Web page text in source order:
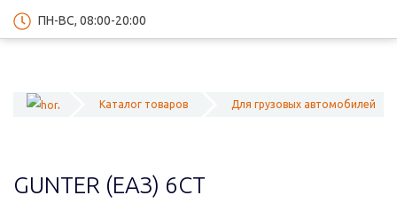
ПН-ВС, 08:00-20:00
Каталог товаров Для грузовых автомобилей
GUNTER (ЕАЗ) 6СТ